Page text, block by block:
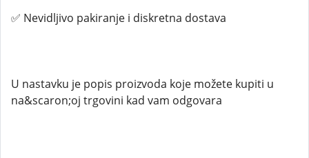
✅ Nevidljivo pakiranje i diskretna dostava
U nastavku je popis proizvoda koje možete kupiti u
na&scaron;oj trgovini kad vam odgovara